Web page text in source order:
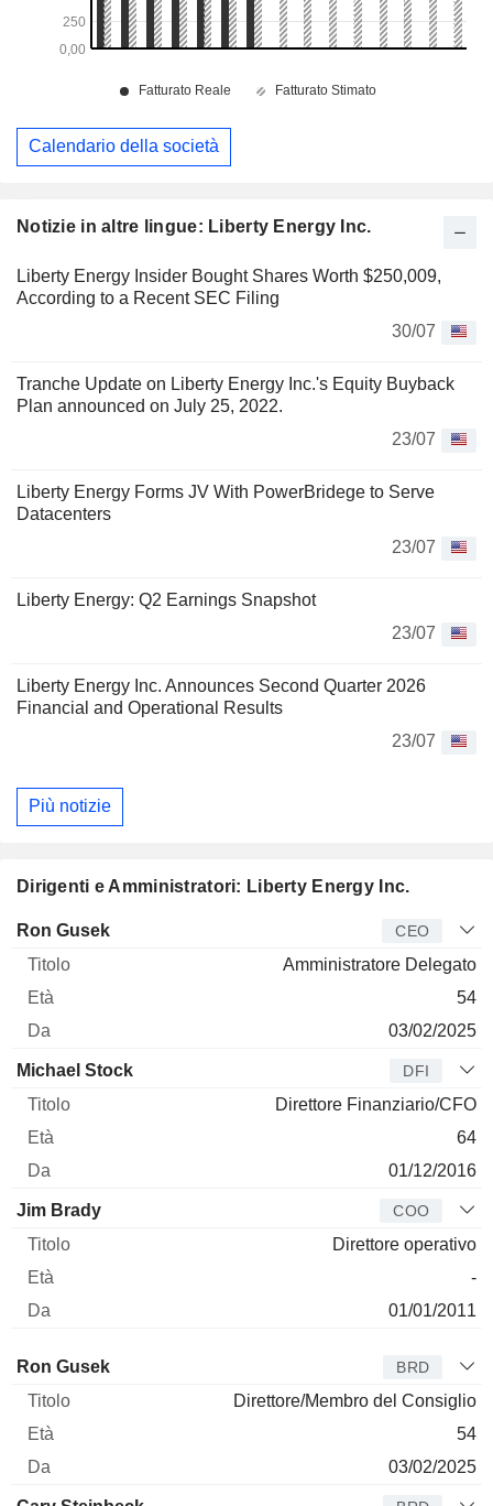
Notizie in altre lingue: Liberty Energy Inc.
Liberty Energy Insider Bought Shares Worth $250,009,
According to a Recent SEC Filing
30/07
Tranche Update on Liberty Energy Inc.'s Equity Buyback
Plan announced on July 25, 2022.
23/07
Liberty Energy Forms JV With PowerBridege to Serve
Datacenters
23/07
Liberty Energy: Q2 Earnings Snapshot
23/07
Liberty Energy Inc. Announces Second Quarter 2026
Financial and Operational Results
23/07
Più notizie
Dirigenti e Amministratori: Liberty Energy Inc.
Manager Titolo
Ron Gusek CEO
Amministratore Delegato
54
03/02/2025
Michael Stock DFI
Direttore Finanziario/CFO
64
01/12/2016
Jim Brady COO
Direttore operativo
-
01/01/2011
Amministratore
Ron Gusek BRD
Direttore/Membro del Consiglio
54
03/02/2025
Calendario della società